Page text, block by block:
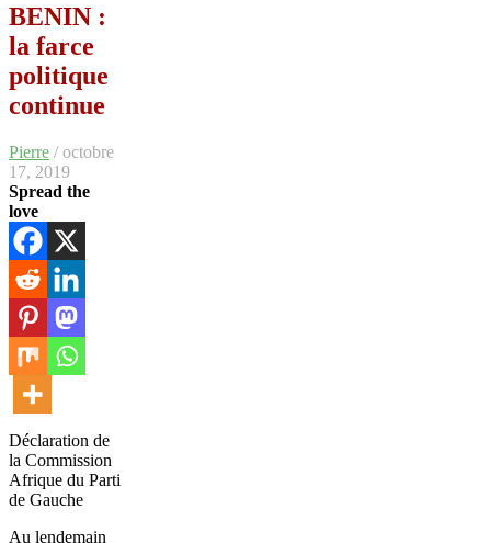
BENIN :
la farce
politique
continue
Pierre / octobre
17, 2019
Spread the
love
Déclaration de
la Commission
Afrique du Parti
de Gauche
Au lendemain